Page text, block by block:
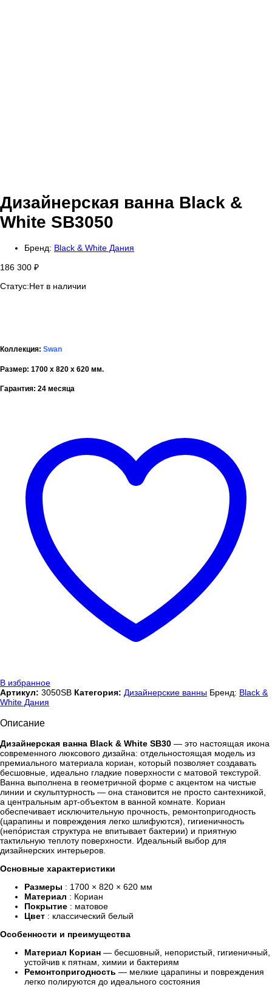
Дизайнерская ванна Black &
White SB3050
Бренд: Black & White Дания
186 300 ₽
Статус:Нет в наличии
Коллекция: Swan
Размер: 1700 х 820 х 620 мм.
Гарантия: 24 месяца
В избранное
Артикул: 3050SB Категория: Дизайнерские ванны Бренд: Black &
White Дания
Описание
Дизайнерская ванна Black & White SB30 — это настоящая икона
современного люксового дизайна: отдельностоящая модель из
премиального материала кориан, который позволяет создавать
бесшовные, идеально гладкие поверхности с матовой текстурой.
Ванна выполнена в геометричной форме с акцентом на чистые
линии и скульптурность — она становится не просто сантехникой,
а центральным арт-объектом в ванной комнате. Кориан
обеспечивает исключительную прочность, ремонтопригодность
(царапины и повреждения легко шлифуются), гигиеничность
(непо́ристая структура не впитывает бактерии) и приятную
тактильную теплоту поверхности. Идеальный выбор для
дизайнерских интерьеров.
Основные характеристики
Размеры : 1700 × 820 × 620 мм
Материал : Кориан
Покрытие : матовое
Цвет : классический белый
Особенности и преимущества
Материал Кориан — бесшовный, непористый, гигиеничный,
устойчив к пятнам, химии и бактериям
Ремонтопригодность — мелкие царапины и повреждения
легко полируются до идеального состояния